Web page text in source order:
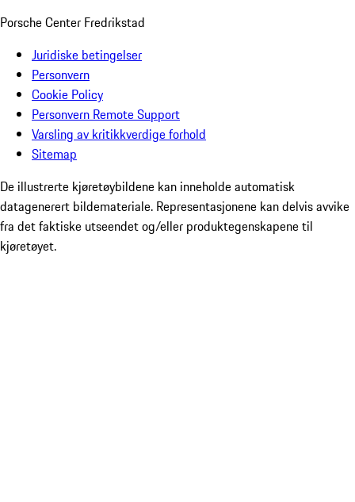
Porsche Center Fredrikstad
Juridiske betingelser
Personvern
Cookie Policy
Personvern Remote Support
Varsling av kritikkverdige forhold
Sitemap
De illustrerte kjøretøybildene kan inneholde automatisk
datagenerert bildemateriale. Representasjonene kan delvis avvike
fra det faktiske utseendet og/eller produktegenskapene til
kjøretøyet.